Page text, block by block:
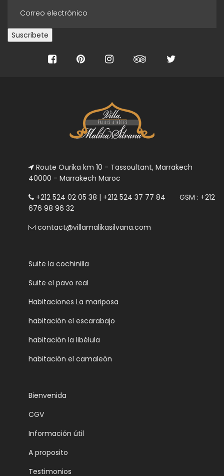
Route Ourika km 10 - Tassoultant, Marrakech
40000 - Marrakech Maroc
+212 524 02 05 38 | +212 524 37 77 84 GSM : +212
676 98 96 32
contact@villamalikasilvana.com
Suite la cochinilla
Suite el pavo real
Habitaciones La mariposa
habitación el escarabajo
habitación la libélula
habitación el camaleón
Bienvenida
CGV
Información útil
A proposito
Testimonios